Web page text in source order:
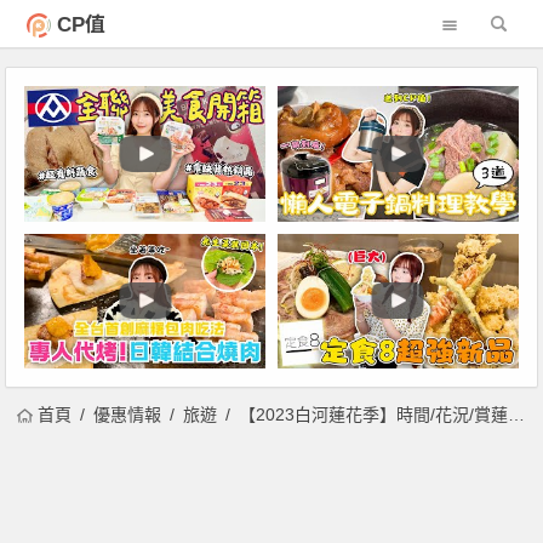
CP值
首頁 優惠情報 旅遊 【2023白河蓮花季】時間/花況/賞蓮景點/一日遊活動/交通一次看！